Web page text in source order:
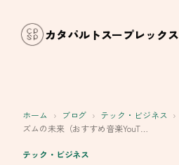
カタパルトスープレックス
ホーム › ブログ › テック・ビジネス ›
ズムの未来（おすすめ音楽YouT…
テック・ビジネス